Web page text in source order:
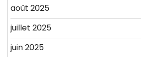
août 2025
juillet 2025
juin 2025